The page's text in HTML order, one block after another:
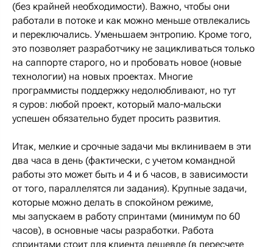
(без крайней необходимости). Важно, чтобы они
работали в потоке и как можно меньше отвлекались
и переключались. Уменьшаем энтропию. Кроме того,
это позволяет разработчику не зацикливаться только
на саппорте старого, но и пробовать новое (новые
технологии) на новых проектах. Многие
программисты поддержку недолюбливают, но тут
я суров: любой проект, который мало-мальски
успешен обязательно будет просить развития.
Итак, мелкие и срочные задачи мы вклиниваем в эти
два часа в день (фактически, с учетом командной
работы это может быть и 4 и 6 часов, в зависимости
от того, параллелятся ли задания). Крупные задачи,
которые можно делать в спокойном режиме,
мы запускаем в работу спринтами (минимум по 60
часов), в основные часы разработки. Работа
спринтами стоит для клиента дешевле (в пересчете